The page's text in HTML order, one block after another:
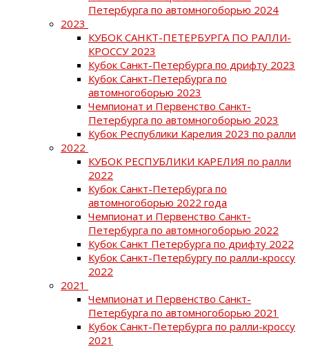
Петербурга по автомногоборью 2024
2023
КУБОК САНКТ-ПЕТЕРБУРГА ПО РАЛЛИ-
КРОССУ 2023
Кубок Санкт-Петербурга по дрифту 2023
Кубок Санкт-Петербурга по
автомногоборью 2023
Чемпионат и Первенство Санкт-
Петербурга по автомногоборью 2023
Кубок Республики Карелия 2023 по ралли
2022
КУБОК РЕСПУБЛИКИ КАРЕЛИЯ по ралли
2022
Кубок Санкт-Петербурга по
автомногоборью 2022 года
Чемпионат и Первенство Санкт-
Петербурга по автомногоборью 2022
Кубок Санкт Петербурга по дрифту 2022
Кубок Санкт-Петербургу по ралли-кроссу
2022
2021
Чемпионат и Первенство Санкт-
Петербурга по автомногоборью 2021
Кубок Санкт-Петербурга по ралли-кроссу
2021